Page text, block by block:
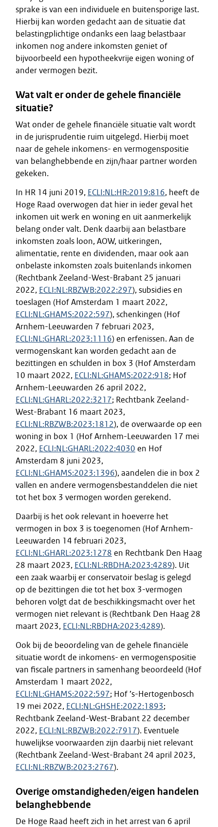
sprake is van een individuele en buitensporige last.
Hierbij kan worden gedacht aan de situatie dat
belastingplichtige ondanks een laag belastbaar
inkomen nog andere inkomsten geniet of
bijvoorbeeld een hypotheekvrije eigen woning of
ander vermogen bezit.
Wat valt er onder de gehele financiële
situatie?
Wat onder de gehele financiële situatie valt wordt
in de jurisprudentie ruim uitgelegd. Hierbij moet
naar de gehele inkomens- en vermogenspositie
van belanghebbende en zijn/haar partner worden
gekeken.
In HR 14 juni 2019, ECLI:NL:HR:2019:816, heeft de
Hoge Raad overwogen dat hier in ieder geval het
inkomen uit werk en woning en uit aanmerkelijk
belang onder valt. Denk daarbij aan belastbare
inkomsten zoals loon, AOW, uitkeringen,
alimentatie, rente en dividenden, maar ook aan
onbelaste inkomsten zoals buitenlands inkomen
(Rechtbank Zeeland-West-Brabant 25 januari
2022, ECLI:NL:RBZWB:2022:297), subsidies en
toeslagen (Hof Amsterdam 1 maart 2022,
ECLI:NL:GHAMS:2022:597), schenkingen (Hof
Arnhem-Leeuwarden 7 februari 2023,
ECLI:NL:GHARL:2023:1116) en erfenissen. Aan de
vermogenskant kan worden gedacht aan de
bezittingen en schulden in box 3 (Hof Amsterdam
10 maart 2022, ECLI:NL:GHAMS:2022:918; Hof
Arnhem-Leeuwarden 26 april 2022,
ECLI:NL:GHARL:2022:3217; Rechtbank Zeeland-
West-Brabant 16 maart 2023,
ECLI:NL:RBZWB:2023:1812), de overwaarde op een
woning in box 1 (Hof Arnhem-Leeuwarden 17 mei
2022, ECLI:NL:GHARL:2022:4030 en Hof
Amsterdam 8 juni 2023,
ECLI:NL:GHAMS:2023:1396), aandelen die in box 2
vallen en andere vermogensbestanddelen die niet
tot het box 3 vermogen worden gerekend.
Daarbij is het ook relevant in hoeverre het
vermogen in box 3 is toegenomen (Hof Arnhem-
Leeuwarden 14 februari 2023,
ECLI:NL:GHARL:2023:1278 en Rechtbank Den Haag
28 maart 2023, ECLI:NL:RBDHA:2023:4289). Uit
een zaak waarbij er conservatoir beslag is gelegd
op de bezittingen die tot het box 3-vermogen
behoren volgt dat de beschikkingsmacht over het
vermogen niet relevant is (Rechtbank Den Haag 28
maart 2023, ECLI:NL:RBDHA:2023:4289).
Ook bij de beoordeling van de gehele financiële
situatie wordt de inkomens- en vermogenspositie
van fiscale partners in samenhang beoordeeld (Hof
Amsterdam 1 maart 2022,
ECLI:NL:GHAMS:2022:597; Hof ’s-Hertogenbosch
19 mei 2022, ECLI:NL:GHSHE:2022:1893;
Rechtbank Zeeland-West-Brabant 22 december
2022, ECLI:NL:RBZWB:2022:7917). Eventuele
huwelijkse voorwaarden zijn daarbij niet relevant
(Rechtbank Zeeland-West-Brabant 24 april 2023,
ECLI:NL:RBZWB:2023:2767).
Overige omstandigheden/eigen handelen
belanghebbende
De Hoge Raad heeft zich in het arrest van 6 april